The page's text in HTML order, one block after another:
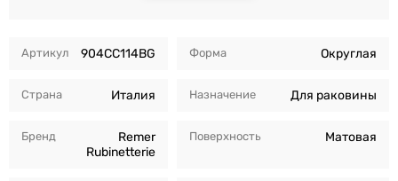
Артикул 904CC114BG
Страна Италия
Бренд
Remer
Rubinetterie
Форма Округлая
Назначение Для раковины
Поверхность Матовая